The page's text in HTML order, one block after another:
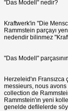
"Das Modell" nedir?
Kraftwerk'in "Die
Rammstein parçayı
nedendir bilinmez
"Das Modell"
Herzeleid'ın
messieurs, nous
collection de
Rammstein'ın yeni
genelde defilelerde